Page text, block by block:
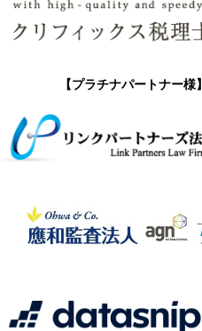
【プラチナパートナー様】